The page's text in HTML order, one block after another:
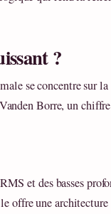
?
se concentre sur
Borre, un
et des basses
offre une